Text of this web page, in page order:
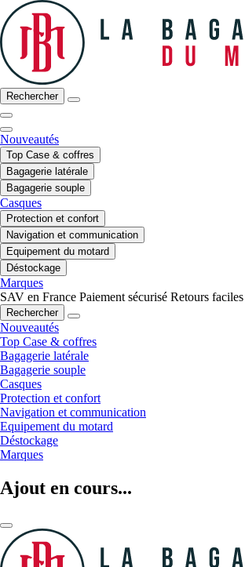
Rechercher
Nouveautés
Top Case & coffres
Bagagerie latérale
Bagagerie souple
Casques
Protection et confort
Navigation et communication
Equipement du motard
Déstockage
Marques
SAV en France Paiement sécurisé Retours faciles
Rechercher
Nouveautés
Top Case & coffres
Bagagerie latérale
Bagagerie souple
Casques
Protection et confort
Navigation et communication
Equipement du motard
Déstockage
Marques
Ajout en cours...